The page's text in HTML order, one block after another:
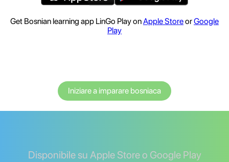
Get Bosnian learning app LinGo Play onApple StoreorGoogle
Play
Iniziare a imparare bosniaca
Disponibile su Apple Store o Google Play